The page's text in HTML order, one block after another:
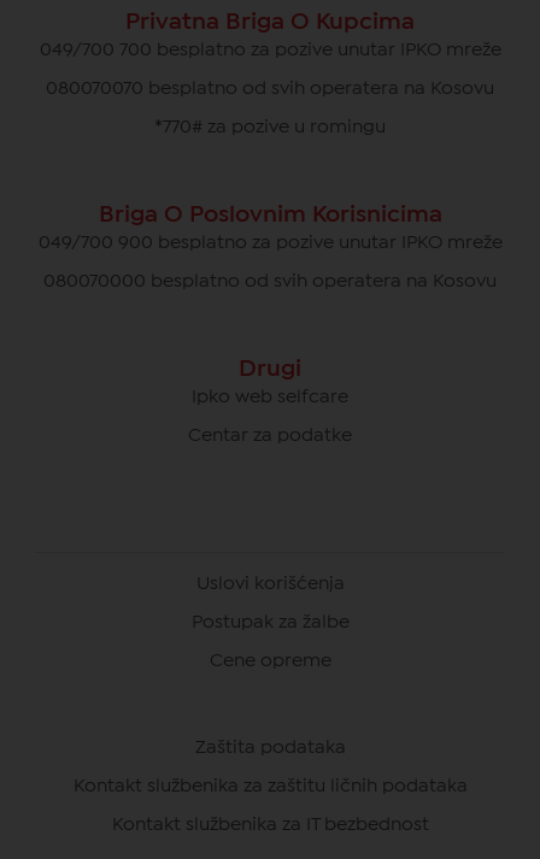
Privatna Briga O Kupcima
049/700 700 besplatno za pozive unutar IPKO mreže
080070070 besplatno od svih operatera na Kosovu
*770# za pozive u romingu
Briga O Poslovnim Korisnicima
049/700 900 besplatno za pozive unutar IPKO mreže
080070000 besplatno od svih operatera na Kosovu
Drugi
Ipko web selfcare
Centar za podatke
Uslovi korišćenja
Postupak za žalbe
Cene opreme
Zaštita podataka
Kontakt službenika za zaštitu ličnih podataka
Kontakt službenika za IT bezbednost